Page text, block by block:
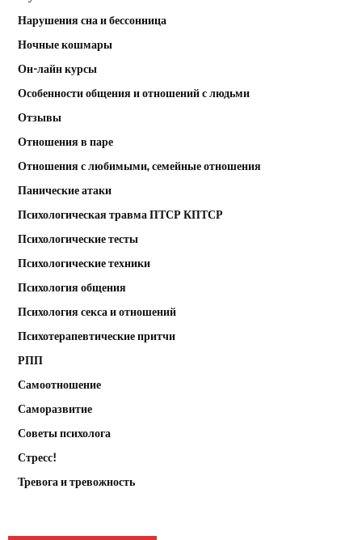
Нарушения сна и бессонница
Ночные кошмары
Он-лайн курсы
Особенности общения и отношений с людьми
Отзывы
Отношения в паре
Отношения с любимыми, семейные отношения
Панические атаки
Психологическая травма ПТСР КПТСР
Психологические тесты
Психологические техники
Психология общения
Психология секса и отношений
Психотерапевтические притчи
РПП
Самоотношение
Саморазвитие
Советы психолога
Стресс!
Тревога и тревожность